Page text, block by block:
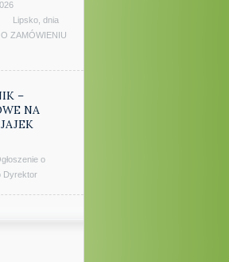
ZAMÓWIENIU
–
NA
o
Dyrektor